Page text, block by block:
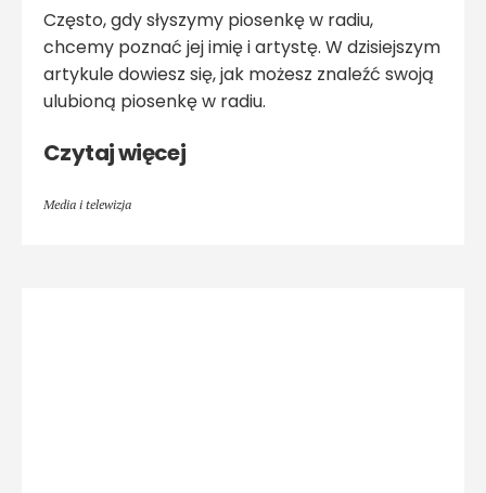
Często, gdy słyszymy piosenkę w radiu,
chcemy poznać jej imię i artystę. W dzisiejszym
artykule dowiesz się, jak możesz znaleźć swoją
ulubioną piosenkę w radiu.
Czytaj więcej
Media i telewizja